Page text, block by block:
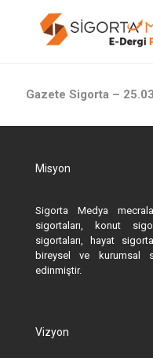
Gazete Sigorta –
Misyon
Sigorta Medya
sigortaları, konut
sigortaları, hayat
bireysel ve kurumsal
edinmiştir.
Vizyon